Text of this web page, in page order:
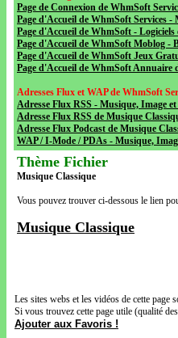
Page de Connexion de WhmSoft
Page d'Accueil de WhmSoft Services -
Page d'Accueil de WhmSoft - Logiciels
Page d'Accueil de WhmSoft Moblog -
Page d'Accueil de WhmSoft Jeux
Page d'Accueil de WhmSoft
Adresses Flux et WAP de WhmSoft
Adresse Flux RSS - Musique, Image
Adresse Flux RSS de Musique
Adresse Flux Podcast de Musique
WAP / I-Mode / PDAs - Musique,
Thème Fichier
Musique Classique
Vous pouvez trouver ci-dessous le lien
Musique Classique
Les sites webs et les vidéos de cette page
Si vous trouvez cette page utile (qualité
Ajouter aux Favoris !